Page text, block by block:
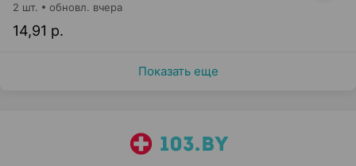
14,91 р.
2 шт. обновл. вчера
Показать еще